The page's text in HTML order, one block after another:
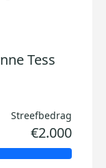
Tess
Streefbedrag
€2.000